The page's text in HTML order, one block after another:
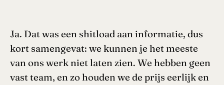
Ja. Dat was een shitload aan informatie, dus
kort samengevat: we kunnen je het meeste
van ons werk niet laten zien. We hebben geen
vast team, en zo houden we de prijs eerlijk en